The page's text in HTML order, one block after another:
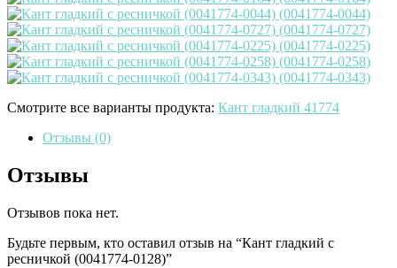
Смотрите все варианты продукта: Кант гладкий 41774
Отзывы (0)
Отзывы
Отзывов пока нет.
Будьте первым, кто оставил отзыв на “Кант гладкий с
ресничкой (0041774-0128)”